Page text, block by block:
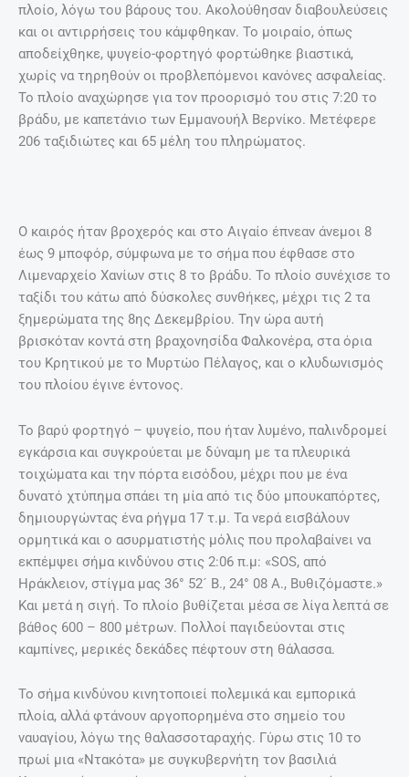
πλοίο, λόγω του βάρους του. Ακολούθησαν διαβουλεύσεις
και οι αντιρρήσεις του κάμφθηκαν. Το μοιραίο, όπως
αποδείχθηκε, ψυγείο-φορτηγό φορτώθηκε βιαστικά,
χωρίς να τηρηθούν οι προβλεπόμενοι κανόνες ασφαλείας.
Το πλοίο αναχώρησε για τον προορισμό του στις 7:20 το
βράδυ, με καπετάνιο των Εμμανουήλ Βερνίκο. Μετέφερε
206 ταξιδιώτες και 65 μέλη του πληρώματος.
Ο καιρός ήταν βροχερός και στο Αιγαίο έπνεαν άνεμοι 8
έως 9 μποφόρ, σύμφωνα με το σήμα που έφθασε στο
Λιμεναρχείο Χανίων στις 8 το βράδυ. Το πλοίο συνέχισε το
ταξίδι του κάτω από δύσκολες συνθήκες, μέχρι τις 2 τα
ξημερώματα της 8ης Δεκεμβρίου. Την ώρα αυτή
βρισκόταν κοντά στη βραχονησίδα Φαλκονέρα, στα όρια
του Κρητικού με το Μυρτώο Πέλαγος, και ο κλυδωνισμός
του πλοίου έγινε έντονος.
Το βαρύ φορτηγό – ψυγείο, που ήταν λυμένο, παλινδρομεί
εγκάρσια και συγκρούεται με δύναμη με τα πλευρικά
τοιχώματα και την πόρτα εισόδου, μέχρι που με ένα
δυνατό χτύπημα σπάει τη μία από τις δύο μπουκαπόρτες,
δημιουργώντας ένα ρήγμα 17 τ.μ. Τα νερά εισβάλουν
ορμητικά και ο ασυρματιστής μόλις που προλαβαίνει να
εκπέμψει σήμα κινδύνου στις 2:06 π.μ: «SOS, από
Ηράκλειον, στίγμα μας 36° 52´ B., 24° 08 A., Βυθιζόμαστε.»
Και μετά η σιγή. Το πλοίο βυθίζεται μέσα σε λίγα λεπτά σε
βάθος 600 – 800 μέτρων. Πολλοί παγιδεύονται στις
καμπίνες, μερικές δεκάδες πέφτουν στη θάλασσα.
Το σήμα κινδύνου κινητοποιεί πολεμικά και εμπορικά
πλοία, αλλά φτάνουν αργοπορημένα στο σημείο του
ναυαγίου, λόγω της θαλασσοταραχής. Γύρω στις 10 το
πρωί μια «Ντακότα» με συγκυβερνήτη τον βασιλιά